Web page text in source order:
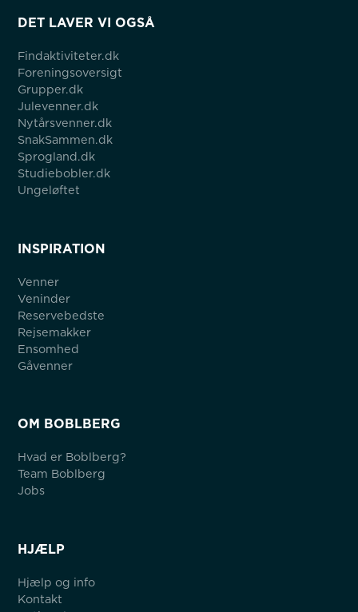
DET LAVER VI OGSÅ
Findaktiviteter.dk
Foreningsoversigt
Grupper.dk
Julevenner.dk
Nytårsvenner.dk
SnakSammen.dk
Sprogland.dk
Studiebobler.dk
Ungeløftet
INSPIRATION
Venner
Veninder
Reservebedste
Rejsemakker
Ensomhed
Gåvenner
OM BOBLBERG
Hvad er Boblberg?
Team Boblberg
Jobs
HJÆLP
Hjælp og info
Kontakt